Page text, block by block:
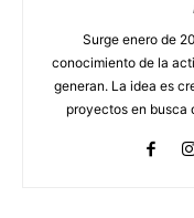
Surge enero de
conocimiento de la
generan. La idea es
proyectos en busca